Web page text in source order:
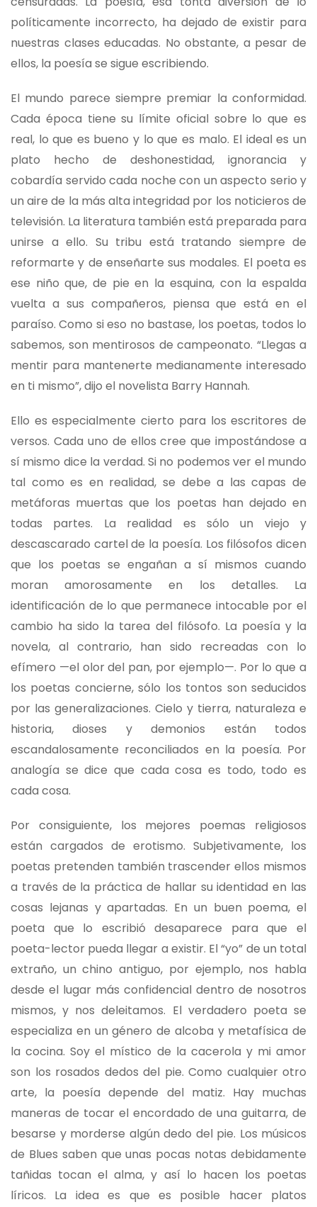
políticamente incorrecto, ha dejado de existir para
nuestras clases educadas. No obstante, a pesar de
ellos, la poesía se sigue escribiendo.
El mundo parece siempre premiar la conformidad.
Cada época tiene su límite oficial sobre lo que es
real, lo que es bueno y lo que es malo. El ideal es un
plato hecho de deshonestidad, ignorancia y
cobardía servido cada noche con un aspecto serio y
un aire de la más alta integridad por los noticieros de
televisión. La literatura también está preparada para
unirse a ello. Su tribu está tratando siempre de
reformarte y de enseñarte sus modales. El poeta es
ese niño que, de pie en la esquina, con la espalda
vuelta a sus compañeros, piensa que está en el
paraíso. Como si eso no bastase, los poetas, todos lo
sabemos, son mentirosos de campeonato. “Llegas a
mentir para mantenerte medianamente interesado
en ti mismo”, dijo el novelista Barry Hannah.
Ello es especialmente cierto para los escritores de
versos. Cada uno de ellos cree que impostándose a
sí mismo dice la verdad. Si no podemos ver el mundo
tal como es en realidad, se debe a las capas de
metáforas muertas que los poetas han dejado en
todas partes. La realidad es sólo un viejo y
descascarado cartel de la poesía. Los filósofos dicen
que los poetas se engañan a sí mismos cuando
moran amorosamente en los detalles. La
identificación de lo que permanece intocable por el
cambio ha sido la tarea del filósofo. La poesía y la
novela, al contrario, han sido recreadas con lo
efímero —el olor del pan, por ejemplo—. Por lo que a
los poetas concierne, sólo los tontos son seducidos
por las generalizaciones. Cielo y tierra, naturaleza e
historia, dioses y demonios están todos
escandalosamente reconciliados en la poesía. Por
analogía se dice que cada cosa es todo, todo es
cada cosa.
Por consiguiente, los mejores poemas religiosos
están cargados de erotismo. Subjetivamente, los
poetas pretenden también trascender ellos mismos
a través de la práctica de hallar su identidad en las
cosas lejanas y apartadas. En un buen poema, el
poeta que lo escribió desaparece para que el
poeta-lector pueda llegar a existir. El “yo” de un total
extraño, un chino antiguo, por ejemplo, nos habla
desde el lugar más confidencial dentro de nosotros
mismos, y nos deleitamos. El verdadero poeta se
especializa en un género de alcoba y metafísica de
la cocina. Soy el místico de la cacerola y mi amor
son los rosados dedos del pie. Como cualquier otro
arte, la poesía depende del matiz. Hay muchas
maneras de tocar el encordado de una guitarra, de
besarse y morderse algún dedo del pie. Los músicos
de Blues saben que unas pocas notas debidamente
tañidas tocan el alma, y así lo hacen los poetas
líricos. La idea es que es posible hacer platos